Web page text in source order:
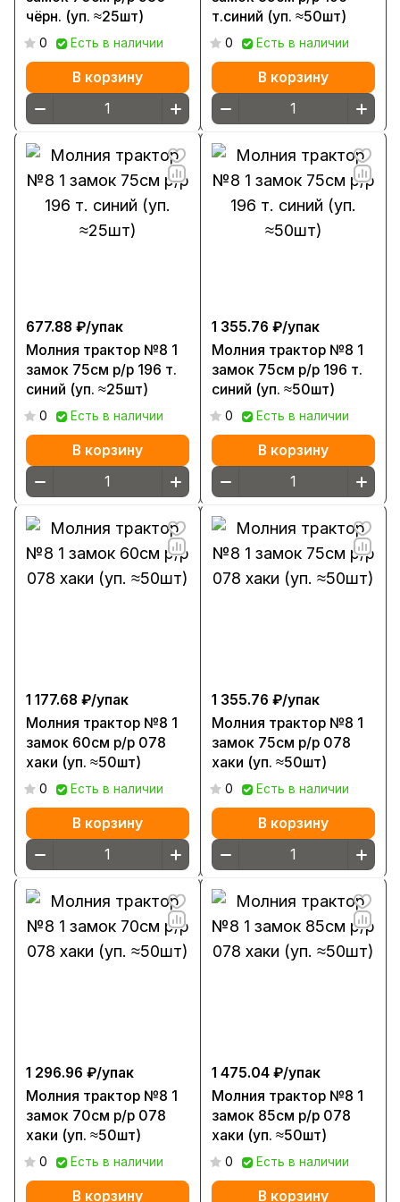
чёрн. (уп. ≈25шт)
0 Есть в наличии
В корзину
т.синий (уп. ≈50шт)
0 Есть в наличии
В корзину
677.88 ₽/упак
Молния трактор №8 1
замок 75см р/р 196 т.
синий (уп. ≈25шт)
0 Есть в наличии
В корзину
1 355.76 ₽/упак
Молния трактор №8 1
замок 75см р/р 196 т.
синий (уп. ≈50шт)
0 Есть в наличии
В корзину
1 177.68 ₽/упак
Молния трактор №8 1
замок 60см р/р 078
хаки (уп. ≈50шт)
0 Есть в наличии
В корзину
1 355.76 ₽/упак
Молния трактор №8 1
замок 75см р/р 078
хаки (уп. ≈50шт)
0 Есть в наличии
В корзину
1 296.96 ₽/упак
Молния трактор №8 1
замок 70см р/р 078
хаки (уп. ≈50шт)
0 Есть в наличии
В корзину
1 475.04 ₽/упак
Молния трактор №8 1
замок 85см р/р 078
хаки (уп. ≈50шт)
0 Есть в наличии
В корзину